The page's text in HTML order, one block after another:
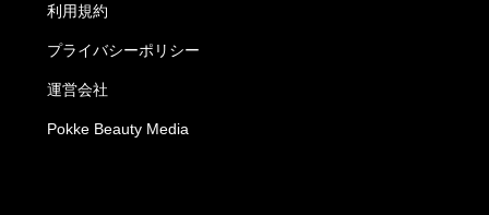
利用規約
プライバシーポリシー
運営会社
Pokke Beauty Media